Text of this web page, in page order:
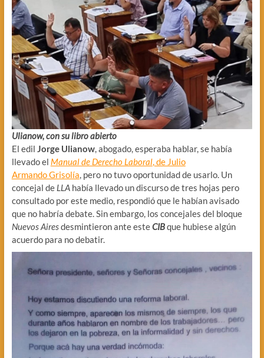
Ulianow, con su libro abierto
El edil Jorge Ulianow, abogado, esperaba hablar, se había
llevado el Manual de Derecho Laboral, de Julio
Armando Grisolía, pero no tuvo oportunidad de usarlo. Un
concejal de LLA había llevado un discurso de tres hojas pero
consultado por este medio, respondió que le habían avisado
que no habría debate. Sin embargo, los concejales del bloque
Nuevos Airesdesmintieron ante esteCIBque hubiese algún
acuerdo para no debatir.